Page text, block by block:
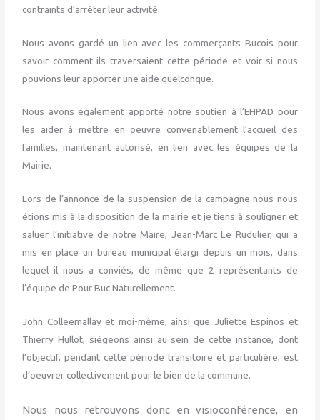
contraints d’arrêter leur activité.
Nous avons gardé un lien avec les commerçants Bucois pour
savoir comment ils traversaient cette période et voir si nous
pouvions leur apporter une aide quelconque.
Nous avons également apporté notre soutien à l’EHPAD pour
les aider à mettre en oeuvre convenablement l’accueil des
familles, maintenant autorisé, en lien avec les équipes de la
Mairie.
Lors de l’annonce de la suspension de la campagne nous nous
étions mis à la disposition de la mairie et je tiens à souligner et
saluer l’initiative de notre Maire, Jean-Marc Le Rudulier, qui a
mis en place un bureau municipal élargi depuis un mois, dans
lequel il nous a conviés, de même que 2 représentants de
l’équipe de Pour Buc Naturellement.
John Colleemallay et moi-même, ainsi que Juliette Espinos et
Thierry Hullot, siégeons ainsi au sein de cette instance, dont
l’objectif, pendant cette période transitoire et particulière, est
d’oeuvrer collectivement pour le bien de la commune.
Nous nous retrouvons donc en visioconférence, en